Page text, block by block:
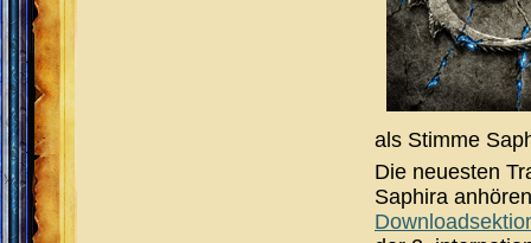
als Stimme
Die neuesten
Saphira